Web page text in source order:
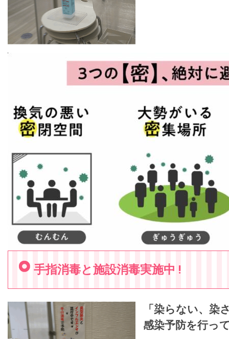
手指消毒と施設消毒実施中 !
「染らない、染
感染予防を行っ